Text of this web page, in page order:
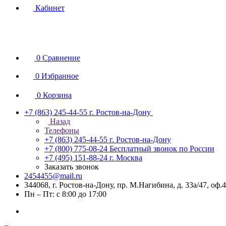
Кабинет
0 Сравнение
0 Избранное
0 Корзина
+7 (863) 245-44-55 г. Ростов-на-Дону
Назад
Телефоны
+7 (863) 245-44-55 г. Ростов-на-Дону
+7 (800) 775-08-24 Бесплатный звонок по России
+7 (495) 151-88-24 г. Москва
Заказать звонок
2454455@mail.ru
344068, г. Ростов-на-Дону, пр. М.Нагибина, д. 33а/47,
Пн – Пт: с 8:00 до 17:00